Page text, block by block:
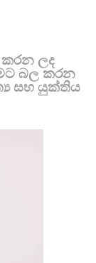
ලද
බල කරන
සහ යුක්තිය